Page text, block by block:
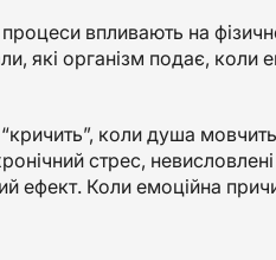
впливають на
які організм подає, коли
коли душа
стрес, невисловлені
ефект. Коли емоційна